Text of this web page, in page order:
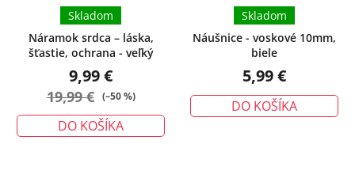
Náramok srdca – láska,
šťastie, ochrana - veľký
Skladom
9,99 €
19,99 € (–50 %)
DO KOŠÍKA
Náušnice - voskové 10mm,
biele
Skladom
5,99 €
DO KOŠÍKA